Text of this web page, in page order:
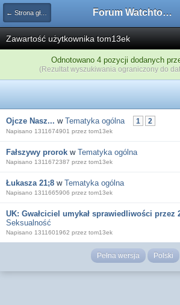
← Strona główna Forum Watchtower
Zawartość użytkownika tom13ek
Odnotowano 4 pozycji dodanych
(Rezultat wyszukiwania ograniczony do
Ojcze Nasz... w Tematyka ogólna 1 2
Napisano 1311674901 przez tom13ek
Fałszywy prorok w Tematyka ogólna
Napisano 1311672387 przez tom13ek
Łukasza 21;8 w Tematyka ogólna
Napisano 1311665906 przez tom13ek
UK: Gwałciciel umykał sprawiedliwości przez
Seksualność
Napisano 1311601962 przez tom13ek
Pełna wersja Polski